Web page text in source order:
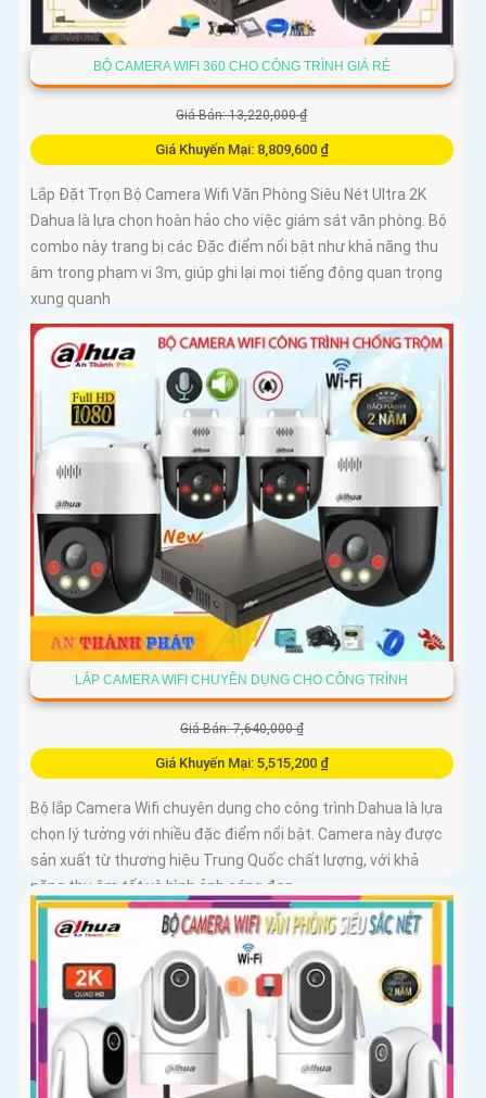
BỘ CAMERA WIFI 360 CHO CÔNG TRÌNH GIÁ RẺ
Giá Bán: 13,220,000 ₫
Giá Khuyến Mại: 8,809,600 ₫
Lắp Đặt Trọn Bộ Camera Wifi Văn Phòng Siêu Nét Ultra 2K
Dahua là lựa chọn hoàn hảo cho việc giám sát văn phòng. Bộ
combo này trang bị các Đặc điểm nổi bật như khả năng thu
âm trong phạm vi 3m, giúp ghi lại mọi tiếng động quan trọng
xung quanh
LẮP CAMERA WIFI CHUYÊN DỤNG CHO CÔNG TRÌNH
Giá Bán: 7,640,000 ₫
Giá Khuyến Mại: 5,515,200 ₫
Bộ lắp Camera Wifi chuyên dụng cho công trình Dahua là lựa
chọn lý tưởng với nhiều đặc điểm nổi bật. Camera này được
sản xuất từ thương hiệu Trung Quốc chất lượng, với khả
năng thu âm tốt và hình ảnh sáng đẹp